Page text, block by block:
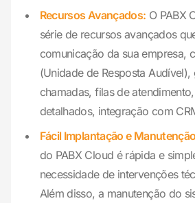
Recursos Avançados: O PABX
série de recursos avançados
comunicação da sua empresa,
(Unidade de Resposta
chamadas, filas de
detalhados, integração com
Fácil Implantação e
do PABX Cloud é rápida e
necessidade de intervenções
Além disso, a manutenção do